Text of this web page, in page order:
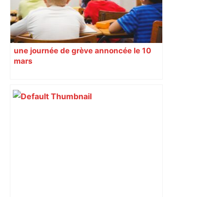
une journée de grève annoncée le 10
mars